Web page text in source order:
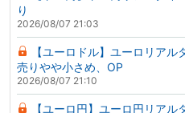
り
2026/08/07 21:03
【ユーロドル】ユーロリア
売りやや小さめ、OP
2026/08/07 21:10
【ユーロ円】ユーロ円リア